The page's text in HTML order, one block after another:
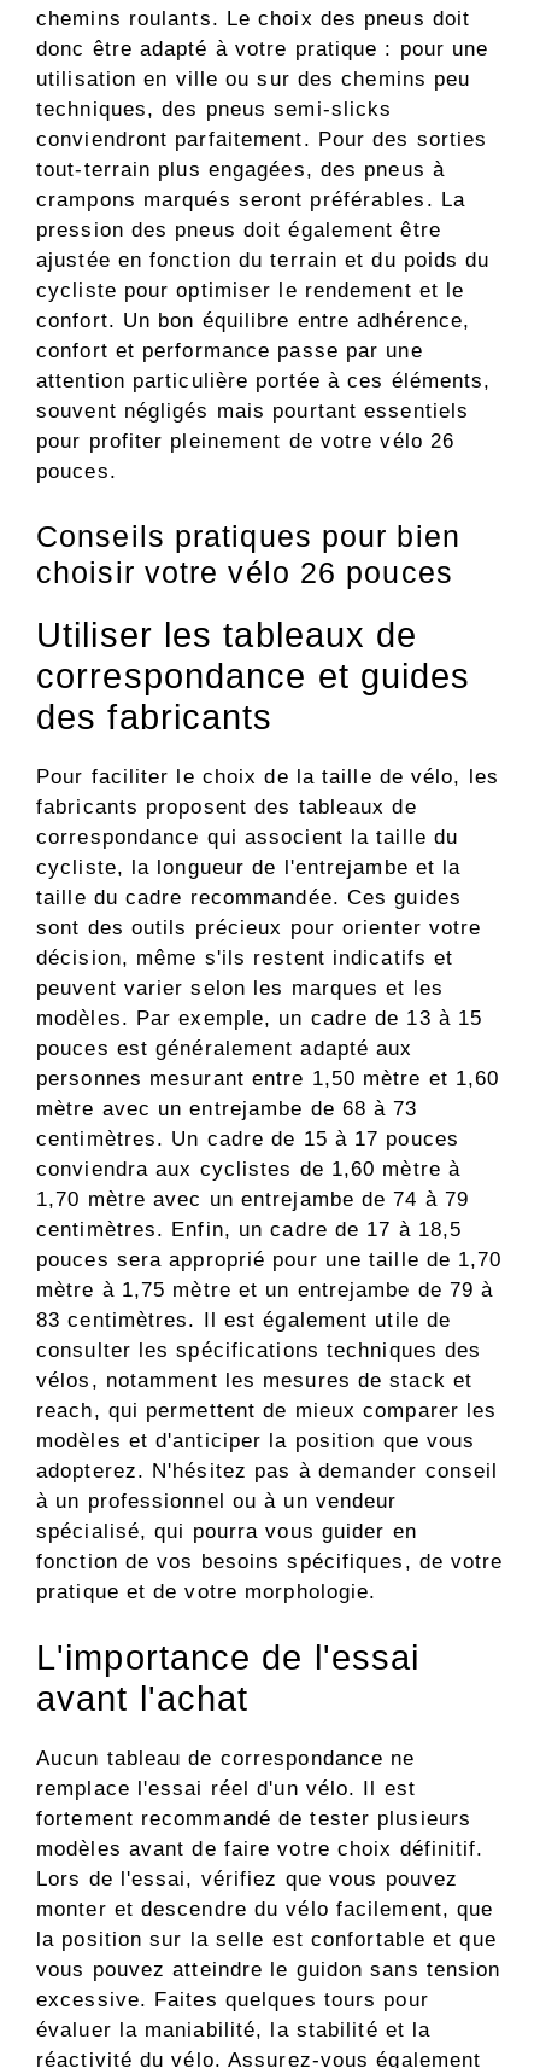
chemins roulants. Le choix des pneus doit
donc être adapté à votre pratique : pour une
utilisation en ville ou sur des chemins peu
techniques, des pneus semi-slicks
conviendront parfaitement. Pour des sorties
tout-terrain plus engagées, des pneus à
crampons marqués seront préférables. La
pression des pneus doit également être
ajustée en fonction du terrain et du poids du
cycliste pour optimiser le rendement et le
confort. Un bon équilibre entre adhérence,
confort et performance passe par une
attention particulière portée à ces éléments,
souvent négligés mais pourtant essentiels
pour profiter pleinement de votre vélo 26
pouces.
Conseils pratiques pour bien
choisir votre vélo 26 pouces
Utiliser les tableaux de
correspondance et guides
des fabricants
Pour faciliter le choix de la taille de vélo, les
fabricants proposent des tableaux de
correspondance qui associent la taille du
cycliste, la longueur de l'entrejambe et la
taille du cadre recommandée. Ces guides
sont des outils précieux pour orienter votre
décision, même s'ils restent indicatifs et
peuvent varier selon les marques et les
modèles. Par exemple, un cadre de 13 à 15
pouces est généralement adapté aux
personnes mesurant entre 1,50 mètre et 1,60
mètre avec un entrejambe de 68 à 73
centimètres. Un cadre de 15 à 17 pouces
conviendra aux cyclistes de 1,60 mètre à
1,70 mètre avec un entrejambe de 74 à 79
centimètres. Enfin, un cadre de 17 à 18,5
pouces sera approprié pour une taille de 1,70
mètre à 1,75 mètre et un entrejambe de 79 à
83 centimètres. Il est également utile de
consulter les spécifications techniques des
vélos, notamment les mesures de stack et
reach, qui permettent de mieux comparer les
modèles et d'anticiper la position que vous
adopterez. N'hésitez pas à demander conseil
à un professionnel ou à un vendeur
spécialisé, qui pourra vous guider en
fonction de vos besoins spécifiques, de votre
pratique et de votre morphologie.
L'importance de l'essai
avant l'achat
Aucun tableau de correspondance ne
remplace l'essai réel d'un vélo. Il est
fortement recommandé de tester plusieurs
modèles avant de faire votre choix définitif.
Lors de l'essai, vérifiez que vous pouvez
monter et descendre du vélo facilement, que
la position sur la selle est confortable et que
vous pouvez atteindre le guidon sans tension
excessive. Faites quelques tours pour
évaluer la maniabilité, la stabilité et la
réactivité du vélo. Assurez-vous également